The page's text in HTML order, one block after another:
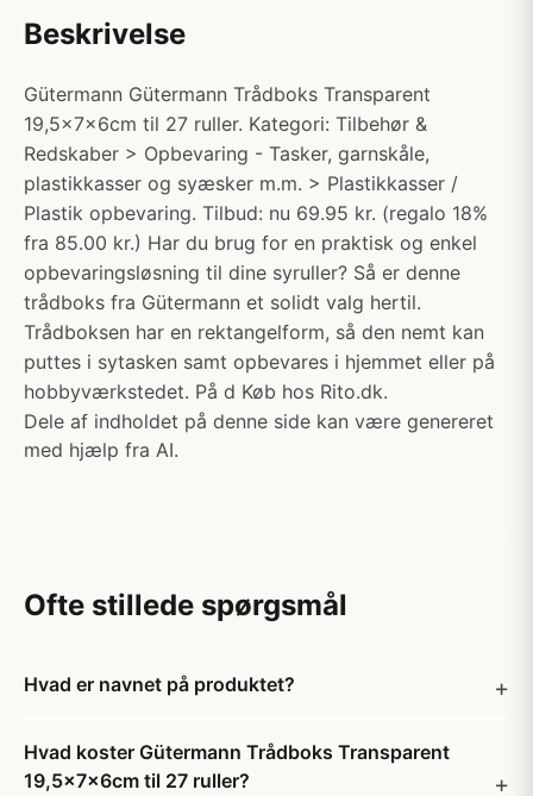
Beskrivelse
Gütermann Gütermann Trådboks Transparent
19,5x7x6cm til 27 ruller. Kategori: Tilbehør &
Redskaber > Opbevaring - Tasker, garnskåle,
plastikkasser og syæsker m.m. > Plastikkasser /
Plastik opbevaring. Tilbud: nu 69.95 kr. (regalo 18%
fra 85.00 kr.) Har du brug for en praktisk og enkel
opbevaringsløsning til dine syruller? Så er denne
trådboks fra Gütermann et solidt valg hertil.
Trådboksen har en rektangelform, så den nemt kan
puttes i sytasken samt opbevares i hjemmet eller på
hobbyværkstedet. På d Køb hos Rito.dk.
Dele af indholdet på denne side kan være genereret
med hjælp fra AI.
Ofte stillede spørgsmål
Hvad er navnet på produktet?
Hvad koster Gütermann Trådboks Transparent
19,5x7x6cm til 27 ruller?